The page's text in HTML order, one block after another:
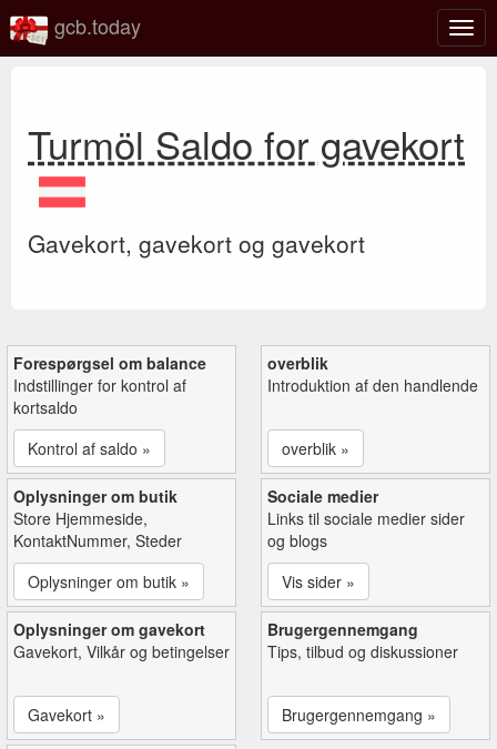
Slå
gcb.today
Turmöl Saldo for gavekort
Gavekort, gavekort og gavekort
Forespørgsel om balance
Indstillinger for kontrol af
kortsaldo
Kontrol af saldo »
overblik
Introduktion af den handlende
overblik »
Oplysninger om butik
Store Hjemmeside,
KontaktNummer, Steder
Oplysninger om butik »
Sociale medier
Links til sociale medier sider
og blogs
Vis sider »
Oplysninger om gavekort
Gavekort, Vilkår og betingelser
Gavekort »
Brugergennemgang
Tips, tilbud og diskussioner
Brugergennemgang »